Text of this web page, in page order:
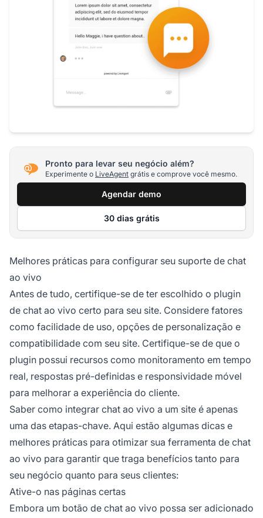
Pronto para levar seu negócio além?
Experimente o LiveAgent grátis e comprove você mesmo.
Agendar demo
30 dias grátis
Melhores práticas para configurar seu suporte de chat
ao vivo
Antes de tudo, certifique-se de ter escolhido o plugin
de chat ao vivo certo para seu site. Considere fatores
como facilidade de uso, opções de personalização e
compatibilidade com seu site. Certifique-se de que o
plugin possui recursos como monitoramento em tempo
real, respostas pré-definidas e responsividade móvel
para melhorar a experiência do cliente.
Saber como integrar chat ao vivo a um site é apenas
uma das etapas-chave. Aqui estão algumas dicas e
melhores práticas para otimizar sua ferramenta de chat
ao vivo para garantir que traga benefícios tanto para
seu negócio quanto para seus clientes:
Ative-o nas páginas certas
Embora um botão de chat ao vivo possa ser adicionado